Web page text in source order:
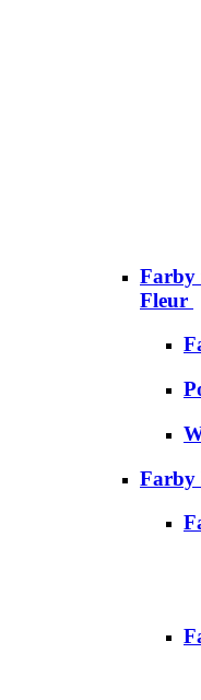
Farby
Fleur
Farby